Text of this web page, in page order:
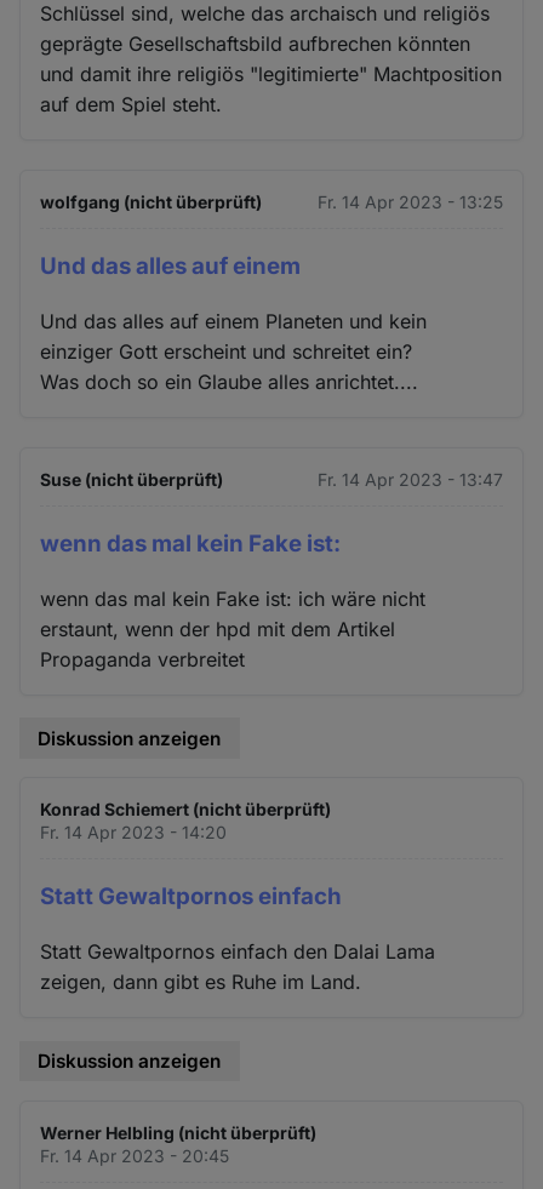
Schlüssel sind, welche das archaisch und religiös
geprägte Gesellschaftsbild aufbrechen könnten
und damit ihre religiös "legitimierte" Machtposition
auf dem Spiel steht.
wolfgang (nicht überprüft) Fr. 14 Apr 2023 - 13:25
Und das alles auf einem
Und das alles auf einem Planeten und kein
einziger Gott erscheint und schreitet ein?
Was doch so ein Glaube alles anrichtet....
Suse (nicht überprüft) Fr. 14 Apr 2023 - 13:47
wenn das mal kein Fake ist:
wenn das mal kein Fake ist: ich wäre nicht
erstaunt, wenn der hpd mit dem Artikel
Propaganda verbreitet
Diskussion anzeigen
Konrad Schiemert (nicht überprüft)
Fr. 14 Apr 2023 - 14:20
Statt Gewaltpornos einfach
Statt Gewaltpornos einfach den Dalai Lama
zeigen, dann gibt es Ruhe im Land.
Diskussion anzeigen
Werner Helbling (nicht überprüft)
Fr. 14 Apr 2023 - 20:45